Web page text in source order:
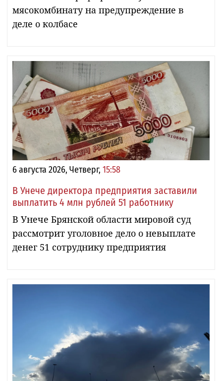
мясокомбинату на предупреждение в
деле о колбасе
6 августа 2026, Четверг, 15:58
В Унече директора предприятия заставили
выплатить 4 млн рублей 51 работнику
В Унече Брянской области мировой суд
рассмотрит уголовное дело о невыплате
денег 51 сотруднику предприятия